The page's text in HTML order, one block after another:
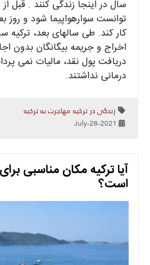
توانست سوارهواپیما شود و روز
کار کند. طی سالهای بعد،
اخراج و جریمه بیگانگان بدون
دریافت پول نقد، مالیات نمی
درمانی نداشتند.
زندگی در ترکیه مهاجرت به ترکیه
آیا ترکیه مکان مناسبی
است؟